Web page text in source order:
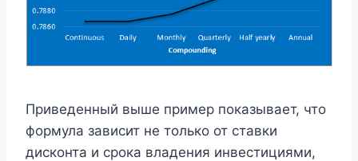
Приведенный выше пример показывает, что
формула зависит не только от ставки
дисконта и срока владения инвестициями,